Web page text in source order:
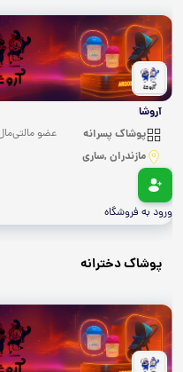
آروشا
پوشاک پسرانه
مازندران ,ساری
عضو مالتی‌مال : 30
ورود به فروشگاه
پوشاک دخترانه